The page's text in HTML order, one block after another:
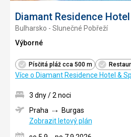
Diamant Residence
Bulharsko - Slunečné Pobřeží
Výborné
Písčitá pláž cca 500 m
Více o Diamant Residence Hotel &
3 dny / 2 noci
Praha
Burgas
Zobrazit letový plán